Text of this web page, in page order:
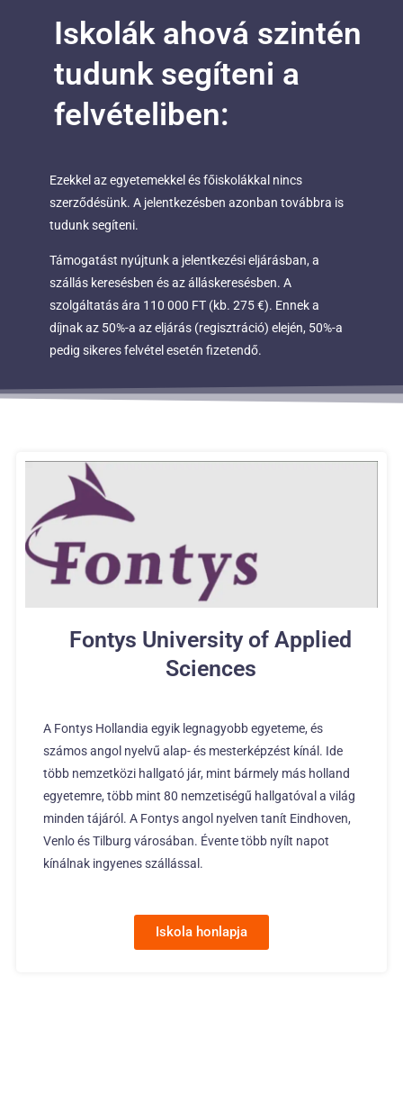
Iskolák ahová szintén
tudunk segíteni a
felvételiben:
Ezekkel az egyetemekkel és főiskolákkal nincs
szerződésünk. A jelentkezésben azonban továbbra is
tudunk segíteni.
Támogatást nyújtunk a jelentkezési eljárásban, a
szállás keresésben és az álláskeresésben. A
szolgáltatás ára 110 000 FT (kb. 275 €). Ennek a
díjnak az 50%-a az eljárás (regisztráció) elején, 50%-a
pedig sikeres felvétel esetén fizetendő.
Fontys University of Applied
Sciences
A Fontys Hollandia egyik legnagyobb egyeteme, és
számos angol nyelvű alap- és mesterképzést kínál. Ide
több nemzetközi hallgató jár, mint bármely más holland
egyetemre, több mint 80 nemzetiségű hallgatóval a világ
minden tájáról. A Fontys angol nyelven tanít Eindhoven,
Venlo és Tilburg városában. Évente több nyílt napot
kínálnak ingyenes szállással.
Iskola honlapja